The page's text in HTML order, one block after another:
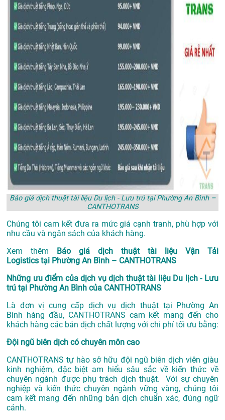
Báo giá dịch thuật tài liệu Du lịch - Lưu trú tại Phường An Bình –
CANTHOTRANS
Chúng tôi cam kết đưa ra mức giá cạnh tranh, phù hợp với
nhu cầu và ngân sách của khách hàng.
Xem thêm
Báo giá dịch thuật tài liệu Vận Tải
Logistics tại Phường An Bình – CANTHOTRANS
Những ưu điểm của dịch vụ dịch thuật tài liệu Du lịch - Lưu
trú tại Phường An Bình của CANTHOTRANS
Là đơn vị cung cấp dịch vụdịch thuật tại Phường An
Bình hàng đầu, CANTHOTRANS cam kết mang đến cho
khách hàng các bản dịch chất lượng với chi phí tối ưu bằng:
Đội ngũ biên dịch có chuyên môn cao
CANTHOTRANS tự hào sở hữu đội ngũ biên dịch viên giàu
kinh nghiệm, đặc biệt am hiểu sâu sắc về kiến thức về
chuyên ngành được phụ trách dịch thuật. Với sự chuyên
nghiệp và kiến thức chuyên ngành vững vàng, chúng tôi
cam kết mang đến những bản dịch chuẩn xác, đúng ngữ
cảnh.